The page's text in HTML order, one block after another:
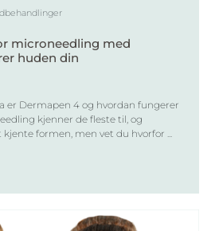
microneedling med
huden din
er Dermapen 4 og hvordan fungerer
kjenner de fleste til, og
formen, men vet du hvorfor ...